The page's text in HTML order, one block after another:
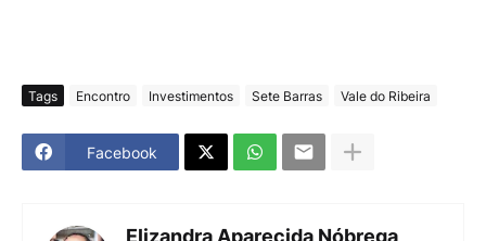
Tags Encontro Investimentos Sete Barras Vale do Ribeira
Facebook
Elizandra Aparecida Nóbrega